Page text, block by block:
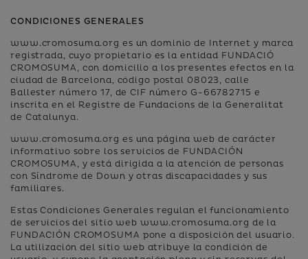
CONDICIONES GENERALES
www.cromosuma.org es un dominio de Internet y marca
registrada, cuyo propietario es la entidad FUNDACIÓ
CROMOSUMA, con domicilio a los presentes efectos en la
ciudad de Barcelona, código postal 08023, calle
Ballester número 17, de CIF número G-66782715 e
inscrita en el Registre de Fundacions de la Generalitat
de Catalunya.
www.cromosuma.org es una página web de carácter
informativo sobre los servicios de FUNDACIÓN
CROMOSUMA, y está dirigida a la atención de personas
con Síndrome de Down y otras discapacidades y sus
familiares.
Estas Condiciones Generales regulan el funcionamiento
de servicios del sitio web www.cromosuma.org de la
FUNDACIÓN CROMOSUMA pone a disposición del usuario.
La utilización del sitio web atribuye la condición de